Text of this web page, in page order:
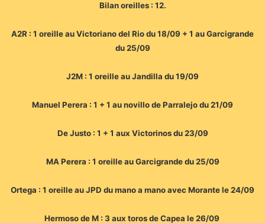
Bilan oreilles : 12.
A2R : 1 oreille au Victoriano del Rio du 18/09 + 1 au Garcigrande
du 25/09
J2M : 1 oreille au Jandilla du 19/09
Manuel Perera : 1 + 1 au novillo de Parralejo du 21/09
De Justo : 1 + 1 aux Victorinos du 23/09
MA Perera : 1 oreille au Garcigrande du 25/09
Ortega : 1 oreille au JPD du mano a mano avec Morante le 24/09
Hermoso de M : 3 aux toros de Capea le 26/09